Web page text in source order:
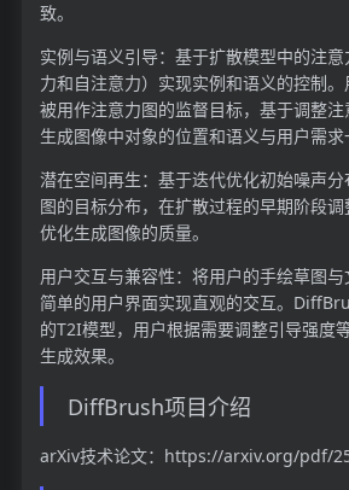
致。
实例与语义引导：基于扩散模型中的注
力和自注意力）实现实例和语义的控制
被用作注意力图的监督目标，基于调整
生成图像中对象的位置和语义与用户需求
潜在空间再生：基于迭代优化初始噪声
图的目标分布，在扩散过程的早期阶段
优化生成图像的质量。
用户交互与兼容性：将用户的手绘草图
简单的用户界面实现直观的交互。
的T2I模型，用户根据需要调整引导强度
生成效果。
DiffBrush项目介绍
arXiv技术论文：https://arxiv.org/pdf/